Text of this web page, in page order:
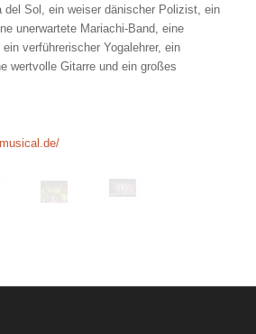
del Sol, ein weiser dänischer Polizist, ein
unerwartete Mariachi-Band, eine
verführerischer Yogalehrer, ein
wertvolle Gitarre und ein großes